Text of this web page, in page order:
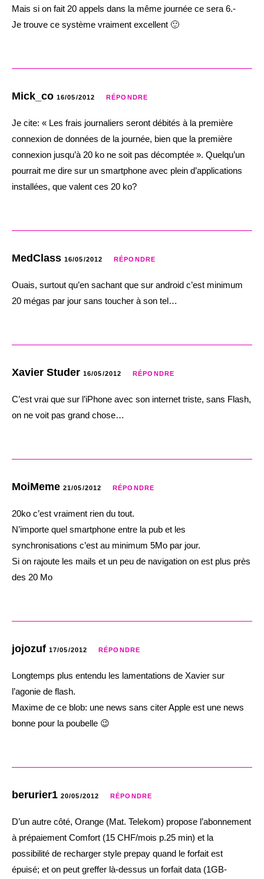
Mais si on fait 20 appels dans la même journée ce sera 6.-
Je trouve ce système vraiment excellent 🙂
Mick_co 16/05/2012 RÉPONDRE
Je cite: « Les frais journaliers seront débités à la première
connexion de données de la journée, bien que la première
connexion jusqu’à 20 ko ne soit pas décomptée ». Quelqu’un
pourrait me dire sur un smartphone avec plein d’applications
installées, que valent ces 20 ko?
MedClass 16/05/2012 RÉPONDRE
Ouais, surtout qu’en sachant que sur android c’est minimum
20 mégas par jour sans toucher à son tel…
Xavier Studer 16/05/2012 RÉPONDRE
C’est vrai que sur l’iPhone avec son internet triste, sans Flash,
on ne voit pas grand chose…
MoiMeme 21/05/2012 RÉPONDRE
20ko c’est vraiment rien du tout.
N’importe quel smartphone entre la pub et les
synchronisations c’est au minimum 5Mo par jour.
Si on rajoute les mails et un peu de navigation on est plus près
des 20 Mo
jojozuf 17/05/2012 RÉPONDRE
Longtemps plus entendu les lamentations de Xavier sur
l’agonie de flash.
Maxime de ce blob: une news sans citer Apple est une news
bonne pour la poubelle 😉
berurier1 20/05/2012 RÉPONDRE
D’un autre côté, Orange (Mat. Telekom) propose l’abonnement
à prépaiement Comfort (15 CHF/mois p.25 min) et la
possibilité de recharger style prepay quand le forfait est
épuisé; et on peut greffer là-dessus un forfait data (1GB-